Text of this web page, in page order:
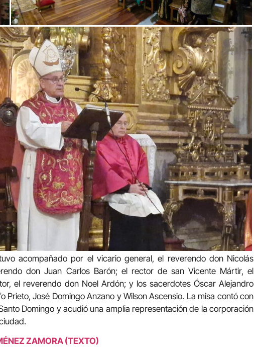
acompañado por el vicario general, el reverendo don Nicolás
don Juan Carlos Barón; el rector de san Vicente Mártir, el
el reverendo don Noel Ardón; y los sacerdotes Óscar Alejandro
Prieto, José Domingo Anzano y Wilson Ascensio. La misa contó con
Domingo y acudió una amplia representación de la corporación
ZAMORA (TEXTO)